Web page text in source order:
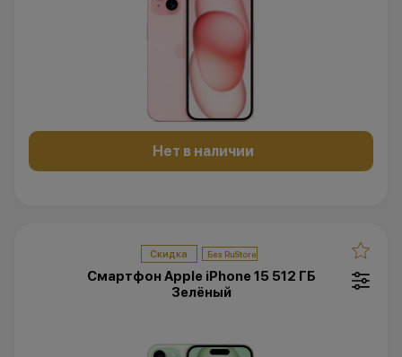
Нет в наличии
Скидка
Смартфон Apple iPhone 15 512 ГБ
Зелёный